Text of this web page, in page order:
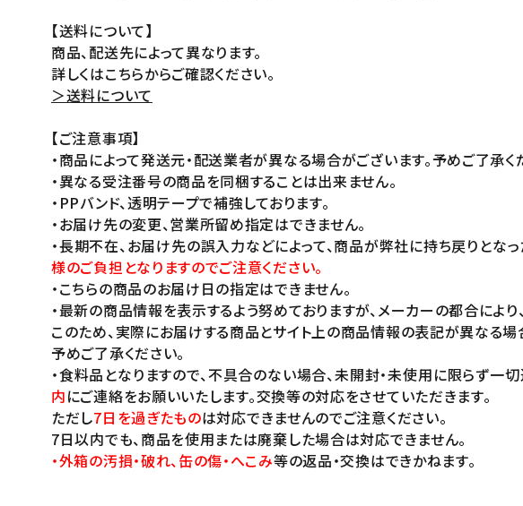
【送料について】
商品、配送先によって異なります。
詳しくはこちらからご確認ください。
＞送料について
【ご注意事項】
・商品によって発送元・配送業者が異なる場合がございます。予めご了承く
・異なる受注番号の商品を同梱することは出来ません。
・PPバンド、透明テープで補強しております。
・お届け先の変更、営業所留め指定はできません。
・長期不在、お届け先の誤入力などによって、商品が弊社に持ち戻りとな
様のご負担となりますのでご注意ください。
・こちらの商品のお届け日の指定はできません。
・最新の商品情報を表示するよう努めておりますが、メーカーの都合によ
このため、実際にお届けする商品とサイト上の商品情報の表記が異なる場
予めご了承ください。
・食料品となりますので、不具合のない場合、未開封・未使用に限らず
内にご連絡をお願いいたします。交換等の対応をさせていただきます。
ただし7日を過ぎたものは対応できませんのでご注意ください。
7日以内でも、商品を使用または廃棄した場合は対応できません。
・外箱の汚損・破れ、缶の傷・へこみ等の返品・交換はできかねます。